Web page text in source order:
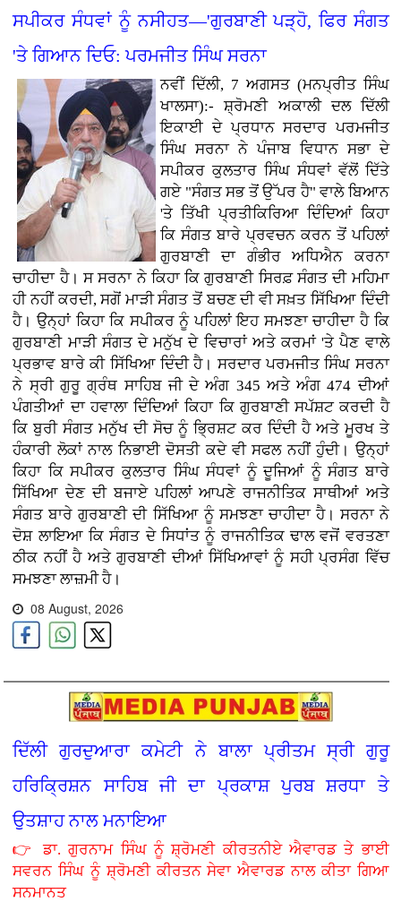
ਸਪੀਕਰ ਸੰਧਵਾਂ ਨੂੰ ਨਸੀਹਤ—'ਗੁਰਬਾਣੀ ਪੜ੍ਹੋ, ਫਿਰ ਸੰਗਤ
'ਤੇ ਗਿਆਨ ਦਿਓ: ਪਰਮਜੀਤ ਸਿੰਘ ਸਰਨਾ
ਨਵੀਂ ਦਿੱਲੀ, 7 ਅਗਸਤ (ਮਨਪ੍ਰੀਤ ਸਿੰਘ
ਖਾਲਸਾ):- ਸ਼੍ਰੋਮਣੀ ਅਕਾਲੀ ਦਲ ਦਿੱਲੀ
ਇਕਾਈ ਦੇ ਪ੍ਰਧਾਨ ਸਰਦਾਰ ਪਰਮਜੀਤ
ਸਿੰਘ ਸਰਨਾ ਨੇ ਪੰਜਾਬ ਵਿਧਾਨ ਸਭਾ ਦੇ
ਸਪੀਕਰ ਕੁਲਤਾਰ ਸਿੰਘ ਸੰਧਵਾਂ ਵੱਲੋਂ ਦਿੱਤੇ
ਗਏ "ਸੰਗਤ ਸਭ ਤੋਂ ਉੱਪਰ ਹੈ" ਵਾਲੇ ਬਿਆਨ
'ਤੇ ਤਿੱਖੀ ਪ੍ਰਤੀਕਿਰਿਆ ਦਿੰਦਿਆਂ ਕਿਹਾ
ਕਿ ਸੰਗਤ ਬਾਰੇ ਪ੍ਰਵਚਨ ਕਰਨ ਤੋਂ ਪਹਿਲਾਂ
ਗੁਰਬਾਣੀ ਦਾ ਗੰਭੀਰ ਅਧਿਐਨ ਕਰਨਾ
ਚਾਹੀਦਾ ਹੈ। ਸ ਸਰਨਾ ਨੇ ਕਿਹਾ ਕਿ ਗੁਰਬਾਣੀ ਸਿਰਫ਼ ਸੰਗਤ ਦੀ ਮਹਿਮਾ
ਹੀ ਨਹੀਂ ਕਰਦੀ, ਸਗੋਂ ਮਾੜੀ ਸੰਗਤ ਤੋਂ ਬਚਣ ਦੀ ਵੀ ਸਖ਼ਤ ਸਿੱਖਿਆ ਦਿੰਦੀ
ਹੈ। ਉਨ੍ਹਾਂ ਕਿਹਾ ਕਿ ਸਪੀਕਰ ਨੂੰ ਪਹਿਲਾਂ ਇਹ ਸਮਝਣਾ ਚਾਹੀਦਾ ਹੈ ਕਿ
ਗੁਰਬਾਣੀ ਮਾੜੀ ਸੰਗਤ ਦੇ ਮਨੁੱਖ ਦੇ ਵਿਚਾਰਾਂ ਅਤੇ ਕਰਮਾਂ 'ਤੇ ਪੈਣ ਵਾਲੇ
ਪ੍ਰਭਾਵ ਬਾਰੇ ਕੀ ਸਿੱਖਿਆ ਦਿੰਦੀ ਹੈ। ਸਰਦਾਰ ਪਰਮਜੀਤ ਸਿੰਘ ਸਰਨਾ
ਨੇ ਸ੍ਰੀ ਗੁਰੂ ਗ੍ਰੰਥ ਸਾਹਿਬ ਜੀ ਦੇ ਅੰਗ 345 ਅਤੇ ਅੰਗ 474 ਦੀਆਂ
ਪੰਗਤੀਆਂ ਦਾ ਹਵਾਲਾ ਦਿੰਦਿਆਂ ਕਿਹਾ ਕਿ ਗੁਰਬਾਣੀ ਸਪੱਸ਼ਟ ਕਰਦੀ ਹੈ
ਕਿ ਬੁਰੀ ਸੰਗਤ ਮਨੁੱਖ ਦੀ ਸੋਚ ਨੂੰ ਭ੍ਰਿਸ਼ਟ ਕਰ ਦਿੰਦੀ ਹੈ ਅਤੇ ਮੂਰਖ ਤੇ
ਹੰਕਾਰੀ ਲੋਕਾਂ ਨਾਲ ਨਿਭਾਈ ਦੋਸਤੀ ਕਦੇ ਵੀ ਸਫਲ ਨਹੀਂ ਹੁੰਦੀ। ਉਨ੍ਹਾਂ
ਕਿਹਾ ਕਿ ਸਪੀਕਰ ਕੁਲਤਾਰ ਸਿੰਘ ਸੰਧਵਾਂ ਨੂੰ ਦੂਜਿਆਂ ਨੂੰ ਸੰਗਤ ਬਾਰੇ
ਸਿੱਖਿਆ ਦੇਣ ਦੀ ਬਜਾਏ ਪਹਿਲਾਂ ਆਪਣੇ ਰਾਜਨੀਤਿਕ ਸਾਥੀਆਂ ਅਤੇ
ਸੰਗਤ ਬਾਰੇ ਗੁਰਬਾਣੀ ਦੀ ਸਿੱਖਿਆ ਨੂੰ ਸਮਝਣਾ ਚਾਹੀਦਾ ਹੈ। ਸਰਨਾ ਨੇ
ਦੋਸ਼ ਲਾਇਆ ਕਿ ਸੰਗਤ ਦੇ ਸਿਧਾਂਤ ਨੂੰ ਰਾਜਨੀਤਿਕ ਢਾਲ ਵਜੋਂ ਵਰਤਣਾ
ਠੀਕ ਨਹੀਂ ਹੈ ਅਤੇ ਗੁਰਬਾਣੀ ਦੀਆਂ ਸਿੱਖਿਆਵਾਂ ਨੂੰ ਸਹੀ ਪ੍ਰਸੰਗ ਵਿੱਚ
ਸਮਝਣਾ ਲਾਜ਼ਮੀ ਹੈ।
08 August, 2026
ਦਿੱਲੀ ਗੁਰਦੁਆਰਾ ਕਮੇਟੀ ਨੇ ਬਾਲਾ ਪ੍ਰੀਤਮ ਸ੍ਰੀ ਗੁਰੂ
ਹਰਿਕ੍ਰਿਸ਼ਨ ਸਾਹਿਬ ਜੀ ਦਾ ਪ੍ਰਕਾਸ਼ ਪੁਰਬ ਸ਼ਰਧਾ ਤੇ
ਉਤਸ਼ਾਹ ਨਾਲ ਮਨਾਇਆ
👉 ਡਾ. ਗੁਰਨਾਮ ਸਿੰਘ ਨੂੰ ਸ਼੍ਰੋਮਣੀ ਕੀਰਤਨੀਏ ਐਵਾਰਡ ਤੇ ਭਾਈ
ਸਵਰਨ ਸਿੰਘ ਨੂੰ ਸ਼੍ਰੋਮਣੀ ਕੀਰਤਨ ਸੇਵਾ ਐਵਾਰਡ ਨਾਲ ਕੀਤਾ ਗਿਆ
ਸਨਮਾਨਤ